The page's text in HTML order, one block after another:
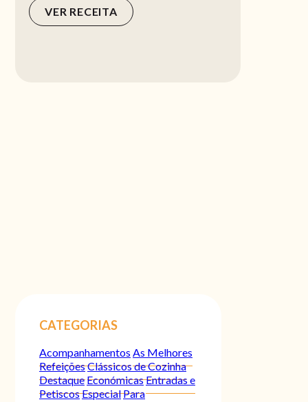
VER RECEITA
CATEGORIAS
Acompanhamentos As Melhores
RefeiçõesClássicos de Cozinha
Destaque EconómicasEntradas e
PetiscosEspecialPara